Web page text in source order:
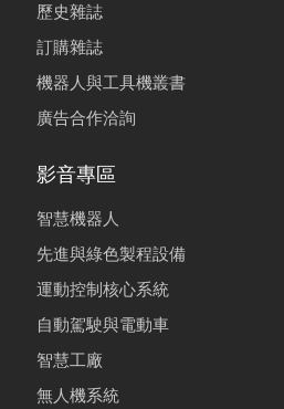
歷史雜誌
訂購雜誌
機器人與工具機叢書
廣告合作洽詢
影音專區
智慧機器人
先進與綠色製程設備
運動控制核心系統
自動駕駛與電動車
智慧工廠
無人機系統